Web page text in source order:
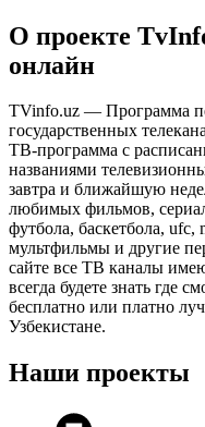
О проекте
онлайн
TVinfo.uz — Программа
государственных
ТВ-программа с
названиями
завтра и ближайшую
любимых фильмов,
футбола, баскетбола, ufc,
мультфильмы и другие
сайте все ТВ каналы
всегда будете знать где
бесплатно или платно
Узбекистане.
Наши проекты